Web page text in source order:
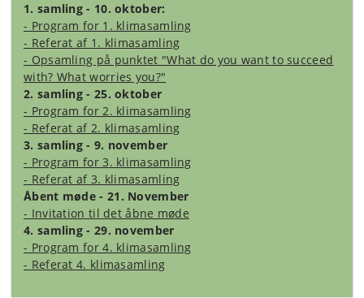
1. samling - 10. oktober:
- Program for 1. klimasamling
- Referat af 1. klimasamling
- Opsamling på punktet "What do you want to succeed
with? What worries you?"
2. samling - 25. oktober
- Program for 2. klimasamling
- Referat af 2. klimasamling
3. samling - 9. november
- Program for 3. klimasamling
- Referat af 3. klimasamling
Åbent møde - 21. November
- Invitation til det åbne møde
4. samling - 29. november
- Program for 4. klimasamling
- Referat 4. klimasamling